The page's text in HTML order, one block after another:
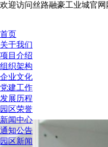
欢迎访问丝路融豪工业城官网
首页
关于我们
项目介绍
组织架构
企业文化
党建工作
发展历程
园区荣誉
新闻中心
通知公告
园区新闻